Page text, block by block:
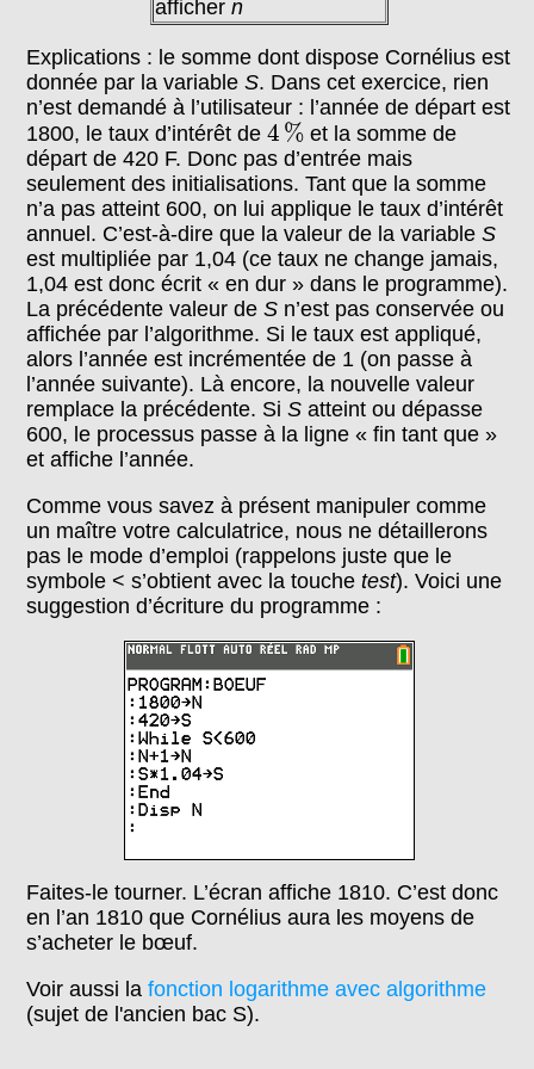
affichern
Explications : le somme dont dispose Cornélius est
donnée par la variableS. Dans cet exercice, rien
n’est demandé à l’utilisateur : l’année de départ est
1800, le taux d’intérêt de4 %
4%et la somme de
départ de 420 F. Donc pas d’entrée mais
seulement des initialisations. Tant que la somme
n’a pas atteint 600, on lui applique le taux d’intérêt
annuel. C’est-à-dire que la valeur de la variableS
est multipliée par 1,04 (ce taux ne change jamais,
1,04 est donc écrit « en dur » dans le programme).
La précédente valeur deS n’est pas conservée ou
affichée par l’algorithme. Si le taux est appliqué,
alors l’année est incrémentée de 1 (on passe à
l’année suivante). Là encore, la nouvelle valeur
remplace la précédente. SiS atteint ou dépasse
600, le processus passe à la ligne « fin tant que »
et affiche l’année.
Comme vous savez à présent manipuler comme
un maître votre calculatrice, nous ne détaillerons
pas le mode d’emploi (rappelons juste que le
symbole < s’obtient avec la touchetest). Voici une
suggestion d’écriture du programme :
Faites-le tourner. L’écran affiche 1810. C’est donc
en l’an 1810 que Cornélius aura les moyens de
s’acheter le bœuf.
Voir aussi lafonction logarithme avec algorithme
(sujet de l'ancien bac S).